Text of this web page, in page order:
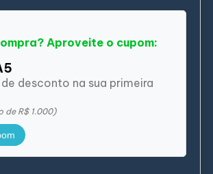
Aproveite o cupom:
de desconto na sua primeira
de R$ 1.000)